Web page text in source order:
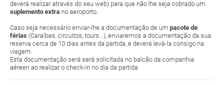
deverá realizar através do seu web) para que não lhe seja cobrado um
suplemento extra no aeroporto.
Caso seja necessário enviar-lhe a documentação de um pacote de
férias (Caraíbas, circuitos, tours...), enviaremos a documentação da sua
reserva cerca de 10 dias antes da partida, e deverá levá-la consigo na
viagem.
Esta documentação será será solicitada no balcão da companhia
aéreen ao realizar o check-in no dia da partida.